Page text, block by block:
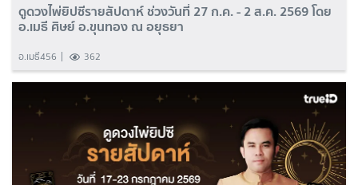
ดูดวงไพ่ยิปซีรายสัปดาห์ ช่วงวันที่ 27 ก.ค. - 2 ส.ค. 2569 โดย
อ.เมธี ศิษย์ อ.ขุนทอง ณ อยุธยา
อ.เมธี456 362